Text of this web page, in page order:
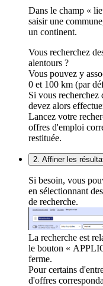
Dans le champ «
saisir une
un continent.
Vous recherchez
alentours ?
Vous pouvez y
0 et 100 km (par
Si vous recherchez
devez alors
Lancez votre
offres d'emploi
restituée.
2. Affiner les
Si besoin, vous
en sélectionnant
de recherche.
La recherche est
le bouton «
ferme.
Pour certains
d'offres